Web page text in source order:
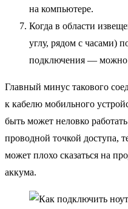
на компьютере.
Когда в области
углу, рядом с часами)
подключения — можно
Главный минус такового
к кабелю мобильного
быть может неловко
проводной точкой доступа,
может плохо сказаться на
аккума.